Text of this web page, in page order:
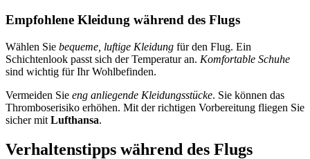
Empfohlene Kleidung während des Flugs
Wählen Sie bequeme, luftige Kleidung für den Flug. Ein
Schichtenlook passt sich der Temperatur an. Komfortable Schuhe
sind wichtig für Ihr Wohlbefinden.
Vermeiden Sie eng anliegende Kleidungsstücke. Sie können das
Thromboserisiko erhöhen. Mit der richtigen Vorbereitung fliegen Sie
sicher mit Lufthansa.
Verhaltenstipps während des Flugs